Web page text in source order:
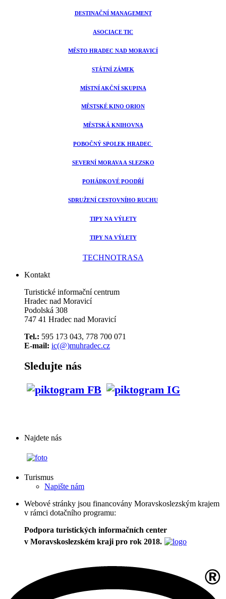
DESTINAČNÍ MANAGEMENT
ASOCIACE TIC
MĚSTO HRADEC NAD MORAVICÍ
STÁTNÍ ZÁMEK
MÍSTNÍ AKČNÍ SKUPINA
MĚSTSKÉ KINO ORION
MĚSTSKÁ KNIHOVNA
POBOČNÝ SPOLEK HRADEC
SEVERNÍ MORAVA A SLEZSKO
POHÁDKOVÉ POODŘÍ
SDRUŽENÍ CESTOVNÍHO RUCHU
TIPY NA VÝLETY
TIPY NA VÝLETY
TECHNOTRASA
Kontakt
Turistické informační centrum
Hradec nad Moravicí
Podolská 308
747 41 Hradec nad Moravicí
Tel.: 595 173 043, 778 700 071
E-mail: ic(@)muhradec.cz
Sledujte nás
Najdete nás
Turismus
Napište nám
Webové stránky jsou financovány Moravskoslezským krajem
v rámci dotačního programu:
Podpora turistických informačních center
v Moravskoslezském kraji pro rok 2018.